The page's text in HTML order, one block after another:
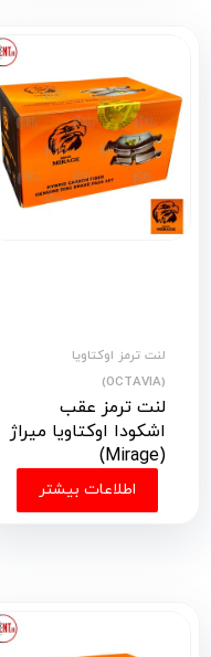
لنت ترمز اوکتاویا
(OCTAVIA)
لنت ترمز عقب
اشکودا اوکتاویا میراژ
(Mirage)
اطلاعات بیشتر